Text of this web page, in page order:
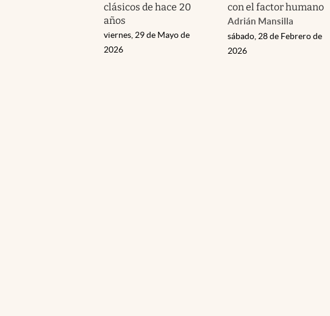
clásicos de hace 20
años
viernes, 29 de Mayo de
2026
con el factor humano
Adrián Mansilla
sábado, 28 de Febrero de
2026